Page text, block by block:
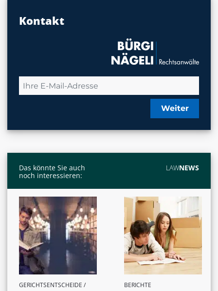
Kontakt
Weiter
Das könnte Sie auch
noch interessieren:
LAWNEWS
GERICHTSENTSCHEIDE / BERICHTE